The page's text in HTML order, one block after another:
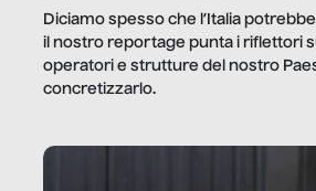
Diciamo spesso che l’Italia
il nostro reportage punta i riflettori
operatori e strutture del nostro
concretizzarlo.